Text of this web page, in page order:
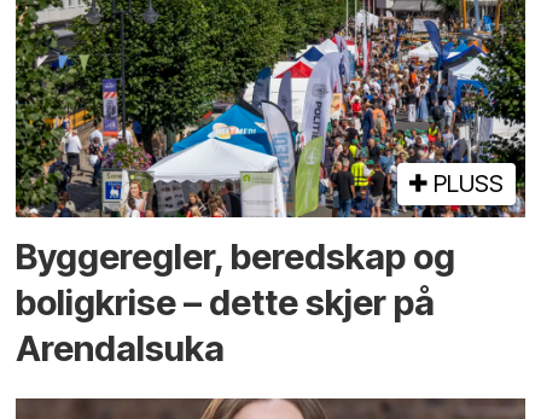
PLUSS
Bygge­regler, beredskap og
bolig­krise – dette skjer på
Arendals­uka